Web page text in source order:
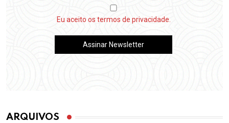
Eu aceito os termos de privacidade.
ARQUIVOS